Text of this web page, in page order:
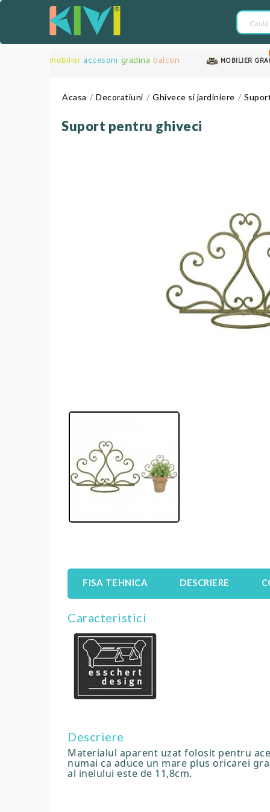
mobilier accesorii gradina balcon MOBILIER
Acasa Decoratiuni Ghivece si jardiniere
Suport pentru ghiveci
FISA TEHNICA DESCRIERE
Caracteristici
Descriere
Materialul aparent uzat folosit pentru
numai ca aduce un mare plus oricarei
al inelului este de 11,8cm.